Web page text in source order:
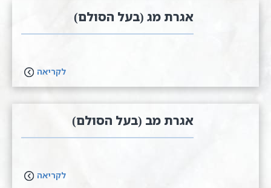
אגרת מג (בעל הסולם)
לקריאה
אגרת מב (בעל הסולם)
לקריאה